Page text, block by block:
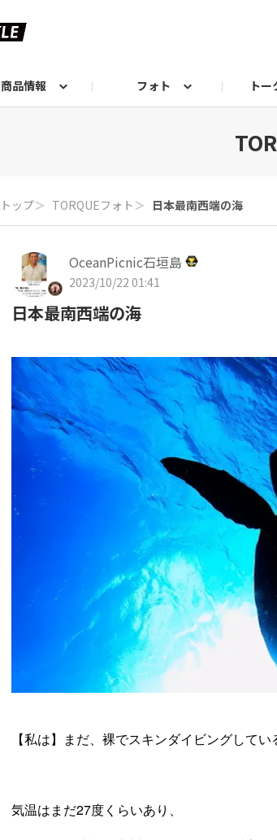
商品情報 フォト トー
トップ＞ TORQUEフォト ＞ 日本最南西端の海
OceanPicnic石垣島
2023/10/22 01:41
日本最南西端の海
【私は】まだ、裸でスキンダイビングしてい
気温はまだ27度くらいあり、